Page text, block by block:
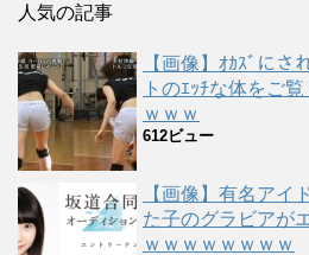
人気の記事
【画像】ｵｶｽﾞに
トのｴｯﾁな体をご
ｗｗｗ
612ビュー
【画像】有名アイ
た子のグラビアが
ｗｗｗｗｗｗｗｗ